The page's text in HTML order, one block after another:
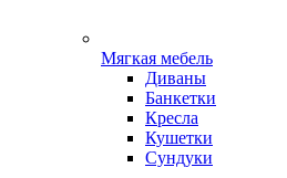
Мягкая мебель
Диваны
Банкетки
Кресла
Кушетки
Сундуки